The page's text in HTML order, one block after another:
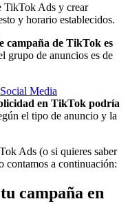
TikTok Ads y crear
y horario establecidos.
campaña de TikTok es
grupo de anuncios es de
Social Media
en TikTok podría
el tipo de anuncio y la
Ads (o si quieres saber
contamos a continuación:
campaña en